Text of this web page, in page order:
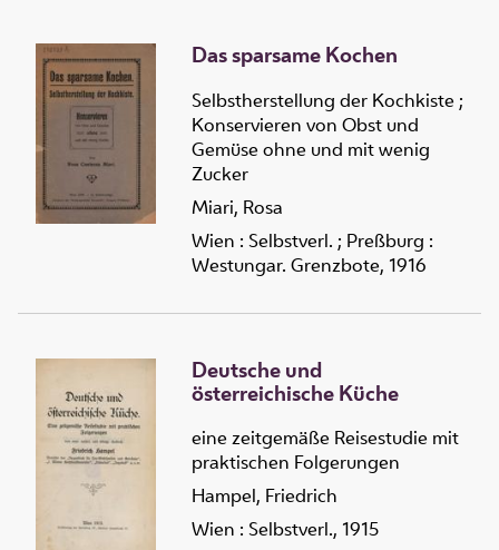
Das sparsame Kochen
Selbstherstellung der Kochkiste ;
Konservieren von Obst und
Gemüse ohne und mit wenig
Zucker
Miari, Rosa
Wien : Selbstverl. ; Preßburg :
Westungar. Grenzbote, 1916
Deutsche und
österreichische Küche
eine zeitgemäße Reisestudie mit
praktischen Folgerungen
Hampel, Friedrich
Wien : Selbstverl., 1915